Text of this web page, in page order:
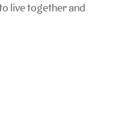
live together and